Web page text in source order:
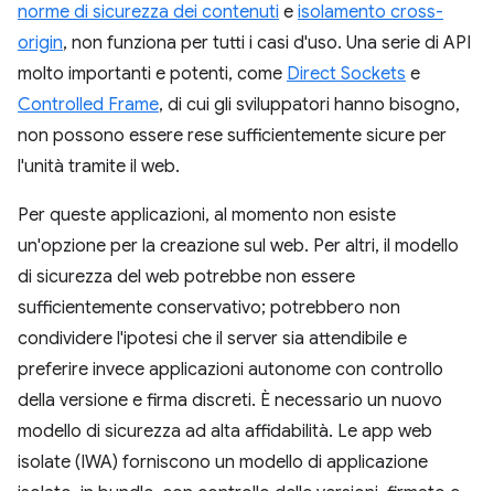
norme di sicurezza dei contenuti e isolamento cross-
origin, non funziona per tutti i casi d'uso. Una serie di API
molto importanti e potenti, come Direct Sockets e
Controlled Frame, di cui gli sviluppatori hanno bisogno,
non possono essere rese sufficientemente sicure per
l'unità tramite il web.
Per queste applicazioni, al momento non esiste
un'opzione per la creazione sul web. Per altri, il modello
di sicurezza del web potrebbe non essere
sufficientemente conservativo; potrebbero non
condividere l'ipotesi che il server sia attendibile e
preferire invece applicazioni autonome con controllo
della versione e firma discreti. È necessario un nuovo
modello di sicurezza ad alta affidabilità. Le app web
isolate (IWA) forniscono un modello di applicazione